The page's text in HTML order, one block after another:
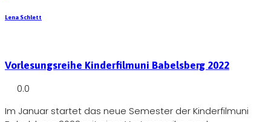
Lena Schlett
Vorlesungsreihe Kinderfilmuni Babelsberg 2022
0.0
Im Januar startet das neue Semester der Kinderfilmuni